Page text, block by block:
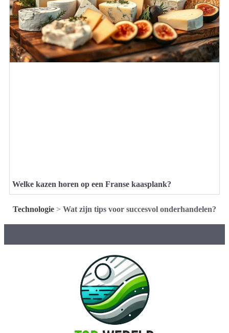
Welke kazen horen op een Franse kaasplank?
Technologie > Wat zijn tips voor succesvol onderhandelen?